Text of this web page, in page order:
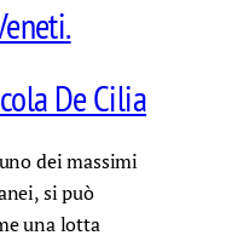
De Cilia
dei massimi
si può
una lotta